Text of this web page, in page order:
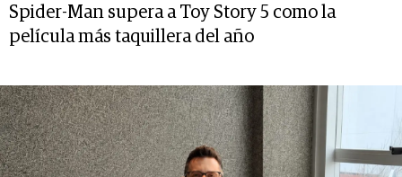
Spider-Man supera a Toy Story 5 como la
película más taquillera del año